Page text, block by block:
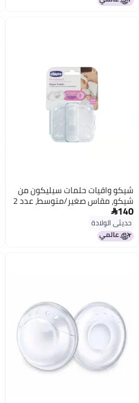
من مادة BPA
شيكو واقيات حلمات سيليكون من
شيكو، مقاس صغير/متوسط، عدد 2
140
حديثي الولادة